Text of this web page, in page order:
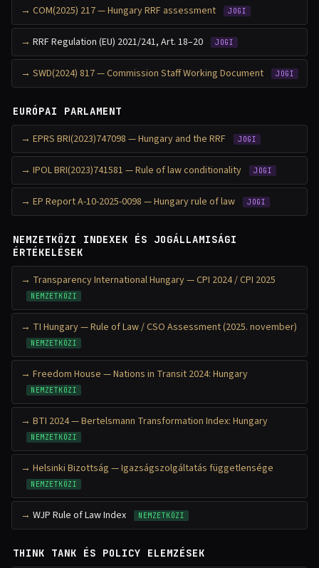
COM(2025) 217 — Hungary RRF assessment JOGI
RRF Regulation (EU) 2021/241, Art. 18–20 JOGI
SWD(2024) 817 — Commission Staff Working Document JOGI
EURÓPAI PARLAMENT
EPRS BRI(2023)747098 — Hungary and the RRF JOGI
IPOL BRI(2023)741581 — Rule of law conditionality JOGI
EP Report A-10-2025-0098 — Hungary rule of law JOGI
NEMZETKÖZI INDEXEK ÉS JOGÁLLAMISÁGI
ÉRTÉKELÉSEK
Transparency International Hungary — CPI 2024 / CPI 2025
NEMZETKÖZI
TI Hungary — Rule of Law / CSO Assessment (2025. november)
NEMZETKÖZI
Freedom House — Nations in Transit 2024: Hungary
NEMZETKÖZI
BTI 2024 — Bertelsmann Transformation Index: Hungary
NEMZETKÖZI
Helsinki Bizottság — Igazságszolgáltatás függetlensége
NEMZETKÖZI
WJP Rule of Law Index NEMZETKÖZI
THINK TANK ÉS POLICY ELEMZÉSEK